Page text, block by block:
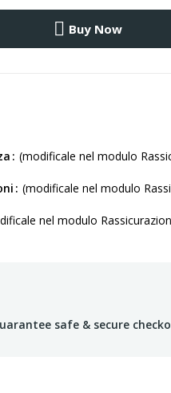
Buy Now
(modificale nel modulo
(modificale nel modulo
nel modulo
safe & secure